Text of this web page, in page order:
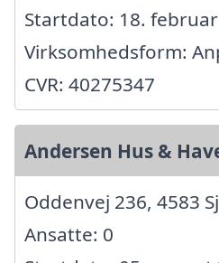
Startdato: 18.
Virksomhedsform:
CVR: 40275347
Andersen Hus &
Oddenvej 236, 4583
Ansatte: 0